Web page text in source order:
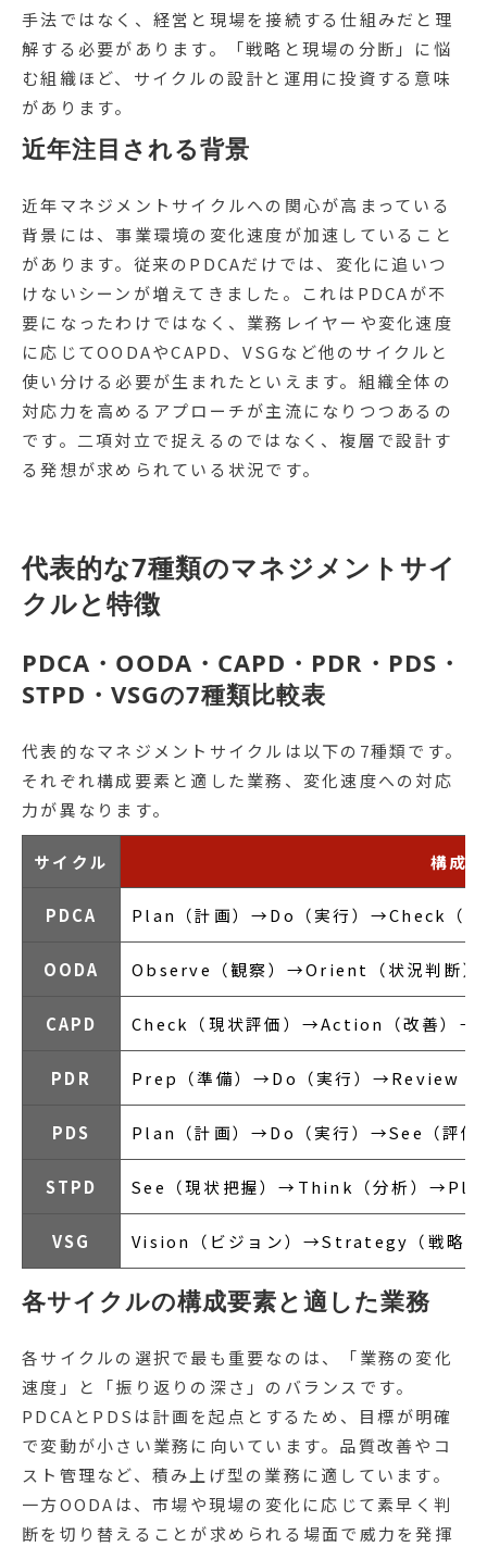
手法ではなく、経営と現場を接続する仕組みだと理
解する必要があります。「戦略と現場の分断」に悩
む組織ほど、サイクルの設計と運用に投資する意味
があります。
近年注目される背景
近年マネジメントサイクルへの関心が高まっている
背景には、事業環境の変化速度が加速していること
があります。従来のPDCAだけでは、変化に追いつ
けないシーンが増えてきました。これはPDCAが不
要になったわけではなく、業務レイヤーや変化速度
に応じてOODAやCAPD、VSGなど他のサイクルと
使い分ける必要が生まれたといえます。組織全体の
対応力を高めるアプローチが主流になりつつあるの
です。二項対立で捉えるのではなく、複層で設計す
る発想が求められている状況です。
代表的な7種類のマネジメントサイ
クルと特徴
PDCA・OODA・CAPD・PDR・PDS・
STPD・VSGの7種類比較表
代表的なマネジメントサイクルは以下の7種類です。
それぞれ構成要素と適した業務、変化速度への対応
力が異なります。
サイクル 構成
PDCA Plan（計画）→Do（実行）→Check（
OODA Observe（観察）→Orient（状況判断
CAPD Check（現状評価）→Action（改善）
PDR Prep（準備）→Do（実行）→Review（
PDS Plan（計画）→Do（実行）→See（評価
STPD See（現状把握）→Think（分析）
VSG Vision（ビジョン）→Strategy（戦略
各サイクルの構成要素と適した業務
各サイクルの選択で最も重要なのは、「業務の変化
速度」と「振り返りの深さ」のバランスです。
PDCAとPDSは計画を起点とするため、目標が明確
で変動が小さい業務に向いています。品質改善やコ
スト管理など、積み上げ型の業務に適しています。
一方OODAは、市場や現場の変化に応じて素早く判
断を切り替えることが求められる場面で威力を発揮